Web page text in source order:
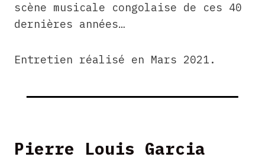
scène musicale congolaise de ces 40
dernières années…
Entretien réalisé en Mars 2021.
Pierre Louis Garcia